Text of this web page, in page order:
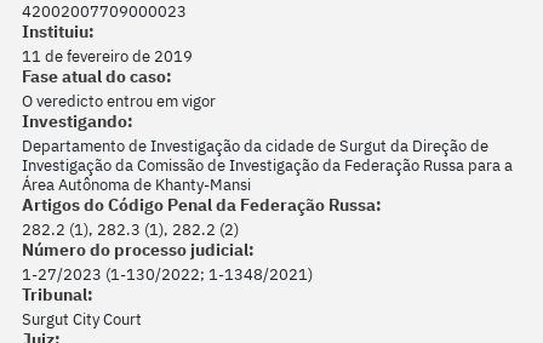
42002007709000023
Instituiu:
11 de fevereiro de 2019
Fase atual do caso:
O veredicto entrou em vigor
Investigando:
Departamento de Investigação da cidade de Surgut da Direção de
Investigação da Comissão de Investigação da Federação Russa para a
Área Autônoma de Khanty-Mansi
Artigos do Código Penal da Federação Russa:
282.2 (1), 282.3 (1), 282.2 (2)
Número do processo judicial:
1-27/2023 (1-130/2022; 1-1348/2021)
Tribunal:
Surgut City Court